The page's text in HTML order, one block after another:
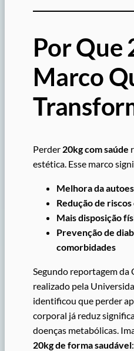
Por Que
Marco
Perder 20kg com saúde
estética. Esse marco
Melhora da
Redução de
Mais disposição
Prevenção de
comorbidades
Segundo reportagem da
realizado pela
identificou que perder
corporal já reduz
doenças metabólicas.
20kg de forma saudável